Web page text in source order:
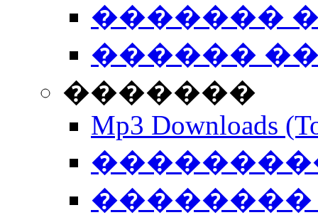
�������
������
�������
Mp3 Downloads
��������